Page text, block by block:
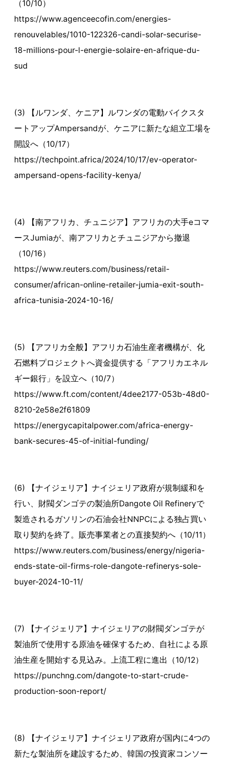
（10/10）
https://www.agenceecofin.com/energies-
renouvelables/1010-122326-candi-solar-securise-
18-millions-pour-l-energie-solaire-en-afrique-du-
sud
(3) 【ルワンダ、ケニア】ルワンダの電動バイクスタ
ートアップAmpersandが、ケニアに新たな組立工場を
開設へ（10/17）
https://techpoint.africa/2024/10/17/ev-operator-
ampersand-opens-facility-kenya/
(4) 【南アフリカ、チュニジア】アフリカの大手eコマ
ースJumiaが、南アフリカとチュニジアから撤退
（10/16）
https://www.reuters.com/business/retail-
consumer/african-online-retailer-jumia-exit-south-
africa-tunisia-2024-10-16/
(5) 【アフリカ全般】アフリカ石油生産者機構が、化
石燃料プロジェクトへ資金提供する「アフリカエネル
ギー銀行」を設立へ（10/7）
https://www.ft.com/content/4dee2177-053b-48d0-
8210-2e58e2f61809
https://energycapitalpower.com/africa-energy-
bank-secures-45-of-initial-funding/
(6) 【ナイジェリア】ナイジェリア政府が規制緩和を
行い、財閥ダンゴテの製油所Dangote Oil Refineryで
製造されるガソリンの石油会社NNPCによる独占買い
取り契約を終了。販売事業者との直接契約へ（10/11）
https://www.reuters.com/business/energy/nigeria-
ends-state-oil-firms-role-dangote-refinerys-sole-
buyer-2024-10-11/
(7) 【ナイジェリア】ナイジェリアの財閥ダンゴテが
製油所で使用する原油を確保するため、自社による原
油生産を開始する見込み。上流工程に進出（10/12）
https://punchng.com/dangote-to-start-crude-
production-soon-report/
(8) 【ナイジェリア】ナイジェリア政府が国内に4つの
新たな製油所を建設するため、韓国の投資家コンソー